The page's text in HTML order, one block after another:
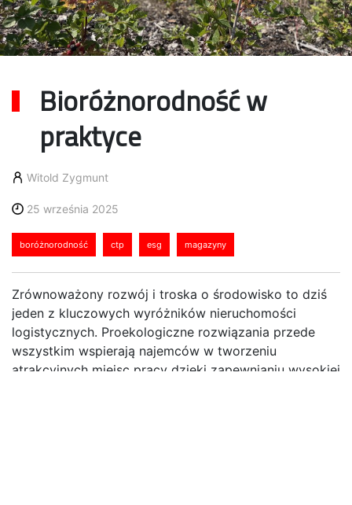
Bioróżnorodność w
praktyce
Witold Zygmunt
25 września 2025
boróżnorodność ctp esg magazyny
Zrównoważony rozwój i troska o środowisko to dziś
jeden z kluczowych wyróżników nieruchomości
logistycznych. Proekologiczne rozwiązania przede
wszystkim wspierają najemców w tworzeniu
atrakcyjnych miejsc pracy dzięki zapewnianiu wysokiej